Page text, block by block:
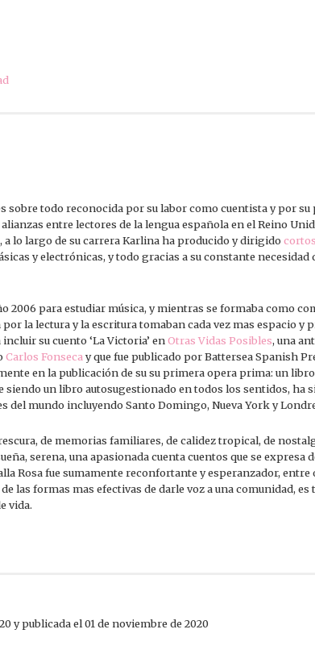
sobre todo reconocida por su labor como cuentista y por su
entre lectores de la lengua española en el Reino
lo largo de su carrera Karlina ha producido y dirigido
y electrónicas, y todo gracias a su constante necesidad
2006 para estudiar música, y mientras se formaba como
por la lectura y la escritura tomaban cada vez mas espacio y
su cuento ‘La Victoria’ enOtras Vidas Posibles, una
Carlos Fonsecay que fue publicado por Battersea Spanish
en la publicación de su su primera opera prima: un
siendo un libro autosugestionado en todos los sentidos, ha
del mundo incluyendo Santo Domingo, Nueva York y
de memorias familiares, de calidez tropical, de
serena, una apasionada cuenta cuentos que se expresa
Rosa fue sumamente reconfortante y esperanzador, entre
las formas mas efectivas de darle voz a una comunidad,
vida.
y publicada el 01 de noviembre de 2020